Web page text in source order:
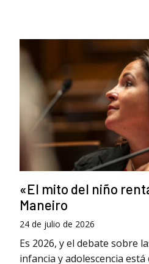
«El mito del niño
Maneiro
24 de julio de 2026
Es 2026, y el debate sobre
infancia y adolescencia